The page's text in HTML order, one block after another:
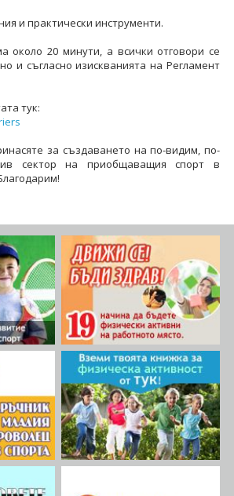
и практически инструменти.
около 20 минути, а всички отговори се
и съгласно изискванията на Регламент
тук:
за създаването на по-видим, по-
сектор на приобщаващия спорт в